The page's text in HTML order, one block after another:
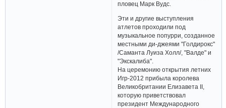
пловец Марк Вудс.
Эти и другие выступления
атлетов проходили под
музыкальное попурри, созданное
местными ди-джеями "Голдирокс"
/Саманта Луиза Холл/, "Валде" и
"Экскалиба".
На церемонию открытия летних
Игр-2012 прибыла королева
Великобритании Елизавета II,
которую приветствовал
президент Международного